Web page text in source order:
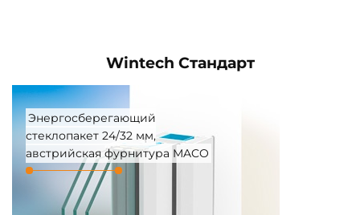
Wintech Стандарт
Энергосберегающий
стеклопакет 24/32 мм,
австрийская фурнитура MACO